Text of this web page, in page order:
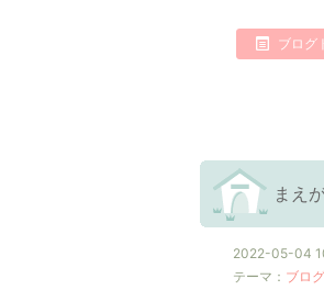
ブログ
まえ
2022-05-04
テーマ： ブログ